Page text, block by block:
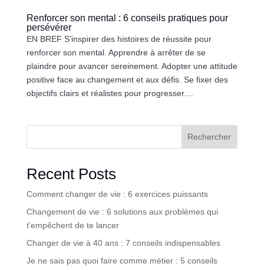
Renforcer son mental : 6 conseils pratiques pour
persévérer
EN BREF S’inspirer des histoires de réussite pour
renforcer son mental. Apprendre à arrêter de se
plaindre pour avancer sereinement. Adopter une attitude
positive face au changement et aux défis. Se fixer des
objectifs clairs et réalistes pour progresser....
Rechercher
Recent Posts
Comment changer de vie : 6 exercices puissants
Changement de vie : 6 solutions aux problèmes qui
t’empêchent de te lancer
Changer de vie à 40 ans : 7 conseils indispensables
Je ne sais pas quoi faire comme métier : 5 conseils